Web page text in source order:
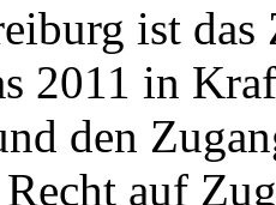
ist das
2011 in
den
Recht auf